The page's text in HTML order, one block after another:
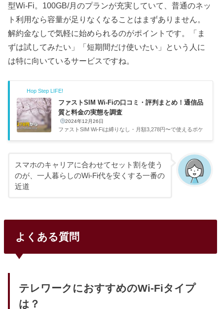
型Wi-Fi。100GB/月のプランが充実していて、普通のネッ
ト利用なら容量が足りなくなることはまずありません。
解約金なしで気軽に始められるのがポイントです。「ま
ずは試してみたい」「短期間だけ使いたい」という人に
は特に向いているサービスですね。
Hop Step LIFE!
ファストSIM Wi-Fiの口コミ・評判まとめ！通信品
質と料金の実態を調査
2024年12月26日
ファストSIM Wi-Fiは縛りなし・月額3,278円〜で使えるポケ
サービスですが、実際の通信品質や使い勝手はどうなのか。
口コミ・評判と料金の実態をまとめました。項目内容月額料
金3,278円〜（容量プランにより変動）契約期間縛りなし・
解約金0円回線ソフトバンク回線初期費用事務手数料4,378円
スマホのキャリアに合わせてセット割を使う
のが、一人暮らしのWi-Fi代を安くする一番の
近道
よくある質問
テレワークにおすすめのWi-Fiタイプ
は？